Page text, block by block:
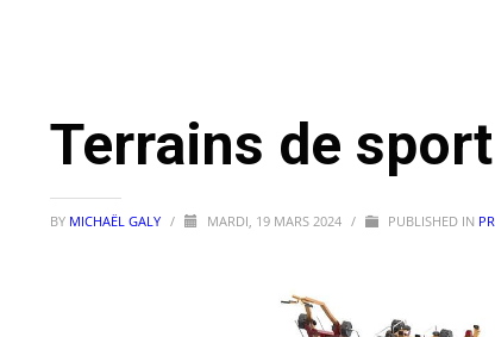
Terrains de
BY MICHAËL GALY / MARDI, 19 MARS 2024 / PUBLISHED IN